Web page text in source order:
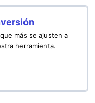
más se ajusten a
herramienta.